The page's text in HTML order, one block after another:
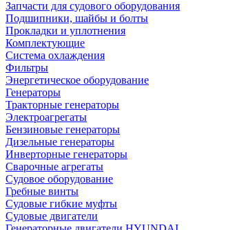
Запчасти для судового оборудования
Подшипники, шайбы и болты
Прокладки и уплотнения
Комплектующие
Система охлаждения
Фильтры
Энергетическое оборудование
Генераторы
Тракторные генераторы
Электроагрегаты
Бензиновые генераторы
Дизельные генераторы
Инверторные генераторы
Сварочные агрегаты
Судовое оборудование
Гребные винты
Судовые гибкие муфты
Судовые двигатели